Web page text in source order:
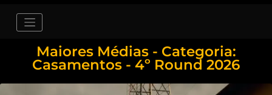
Maiores Médias - Categoria:
Casamentos - 4º Round 2026